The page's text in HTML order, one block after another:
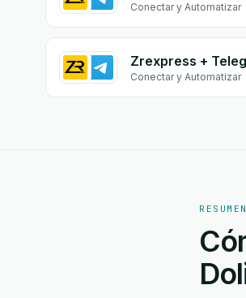
Conectar y Automatizar
Zrexpress +
Conectar y Automatizar
RESUMEN